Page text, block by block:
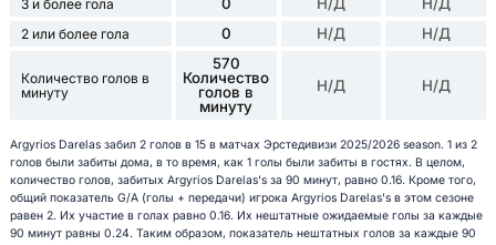
3 и более гола 0 Н/Д Н/Д
2 или более гола 0 Н/Д Н/Д
Количество голов в
минуту
570
Количество
голов в
минуту
Н/Д Н/Д
Argyrios Darelas забил 2 голов в 15 в матчах Эрстедивизи 2025/2026 season. 1 из 2
голов были забиты дома, в то время, как 1 голы были забиты в гостях. В целом,
количество голов, забитых Argyrios Darelas's за 90 минут, равно 0.16. Кроме того,
общий показатель G/A (голы + передачи) игрока Argyrios Darelas's в этом сезоне
равен 2. Их участие в голах равно 0.16. Их нештатные ожидаемые голы за каждые
90 минут равны 0.24. Таким образом, показатель нештатных голов за каждые 90